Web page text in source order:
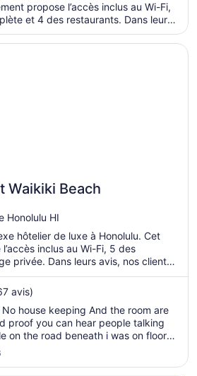
propose l’accès inclus au Wi-Fi,
et 4 des restaurants. Dans leurs
du personnel serviable et de la
Deux attractions prisées, Waikiki
Waikiki Beach
Honolulu HI
hôtelier de luxe à Honolulu. Cet
inclus au Wi-Fi, 5 des
privée. Dans leurs avis, nos clients
et du personnel serviable. Deux
Beach et Royal Hawaiian Center,
avis)
house keeping And the room are
proof you can hear people talking
on the road beneath i was on floor
fenêtre
Beach